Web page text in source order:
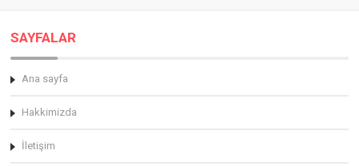
SAYFALAR
Ana sayfa
Hakkimizda
İletişim